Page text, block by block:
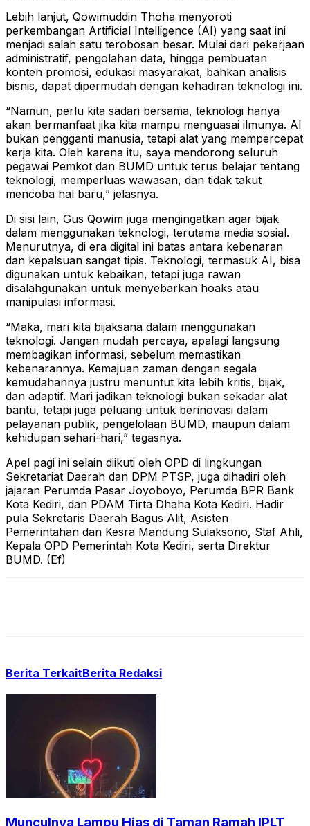
Lebih lanjut, Qowimuddin Thoha menyoroti
perkembangan Artificial Intelligence (AI) yang saat ini
menjadi salah satu terobosan besar. Mulai dari pekerjaan
administratif, pengolahan data, hingga pembuatan
konten promosi, edukasi masyarakat, bahkan analisis
bisnis, dapat dipermudah dengan kehadiran teknologi ini.
“Namun, perlu kita sadari bersama, teknologi hanya
akan bermanfaat jika kita mampu menguasai ilmunya. AI
bukan pengganti manusia, tetapi alat yang mempercepat
kerja kita. Oleh karena itu, saya mendorong seluruh
pegawai Pemkot dan BUMD untuk terus belajar tentang
teknologi, memperluas wawasan, dan tidak takut
mencoba hal baru,” jelasnya.
Di sisi lain, Gus Qowim juga mengingatkan agar bijak
dalam menggunakan teknologi, terutama media sosial.
Menurutnya, di era digital ini batas antara kebenaran
dan kepalsuan sangat tipis. Teknologi, termasuk AI, bisa
digunakan untuk kebaikan, tetapi juga rawan
disalahgunakan untuk menyebarkan hoaks atau
manipulasi informasi.
“Maka, mari kita bijaksana dalam menggunakan
teknologi. Jangan mudah percaya, apalagi langsung
membagikan informasi, sebelum memastikan
kebenarannya. Kemajuan zaman dengan segala
kemudahannya justru menuntut kita lebih kritis, bijak,
dan adaptif. Mari jadikan teknologi bukan sekadar alat
bantu, tetapi juga peluang untuk berinovasi dalam
pelayanan publik, pengelolaan BUMD, maupun dalam
kehidupan sehari-hari,” tegasnya.
Apel pagi ini selain diikuti oleh OPD di lingkungan
Sekretariat Daerah dan DPM PTSP, juga dihadiri oleh
jajaran Perumda Pasar Joyoboyo, Perumda BPR Bank
Kota Kediri, dan PDAM Tirta Dhaha Kota Kediri. Hadir
pula Sekretaris Daerah Bagus Alit, Asisten
Pemerintahan dan Kesra Mandung Sulaksono, Staf Ahli,
Kepala OPD Pemerintah Kota Kediri, serta Direktur
BUMD. (Ef)
Berita TerkaitBerita Redaksi
Munculnya Lampu Hias di Taman Ramah IPLT